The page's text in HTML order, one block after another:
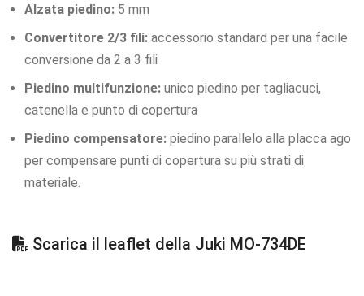
Alzata piedino: 5 mm
Convertitore 2/3 fili: accessorio standard per una facile
conversione da 2 a 3 fili
Piedino multifunzione: unico piedino per tagliacuci,
catenella e punto di copertura
Piedino compensatore: piedino parallelo alla placca ago
per compensare punti di copertura su più strati di
materiale.
Scarica il leaflet della Juki MO-734DE